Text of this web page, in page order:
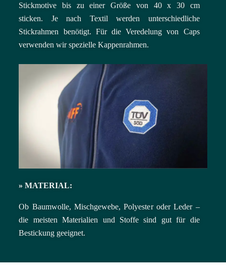
Stickmotive bis zu einer Größe von 40 x 30 cm
sticken. Je nach Textil werden unterschiedliche
Stickrahmen benötigt. Für die Veredelung von Caps
verwenden wir spezielle Kappenrahmen.
» MATERIAL:
Ob Baumwolle, Mischgewebe, Polyester oder Leder –
die meisten Materialien und Stoffe sind gut für die
Bestickung geeignet.